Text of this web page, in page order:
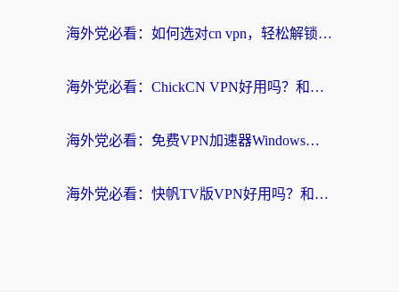
海外党必看：如何选对cn vpn，轻松解锁国内影音游戏？
海外党必看：ChickCN VPN好用吗？和星河VPN对比哪个回国效果更好？附真实体验+避坑指南
海外党必看：免费VPN加速器Windows版怎么选？附真实测评与无缝访问国内资源指南
海外党必看：快帆TV版VPN好用吗？和hi龟龟VPN对比哪个回国效果更好？附免费加速器选择指南